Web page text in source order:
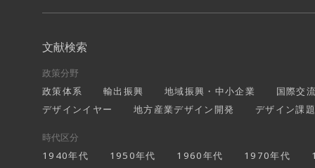
文献検索
政策分野
政策体系
輸出振興 地域振興・中小企業
国際交
デザインイヤー
地方産業デザイン開発 デザイン課
時代区分
1940年代
1950年代 1960年代 1970年代